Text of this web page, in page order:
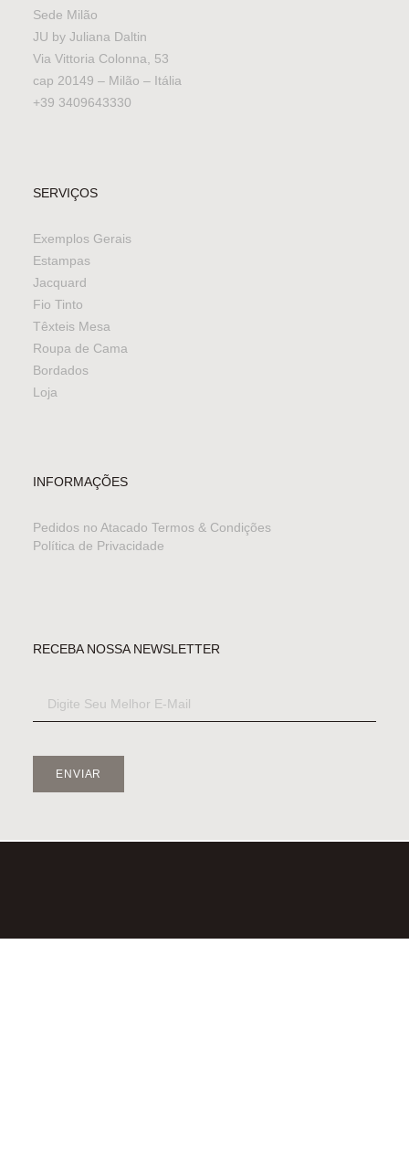
Sede Milão
JU by Juliana Daltin
Via Vittoria Colonna, 53
cap 20149 – Milão – Itália
+39 3409643330
SERVIÇOS
Exemplos Gerais
Estampas
Jacquard
Fio Tinto
Têxteis Mesa
Roupa de Cama
Bordados
Loja
INFORMAÇÕES
Pedidos no Atacado Termos & Condições
Política de Privacidade
RECEBA NOSSA NEWSLETTER
ENVIAR